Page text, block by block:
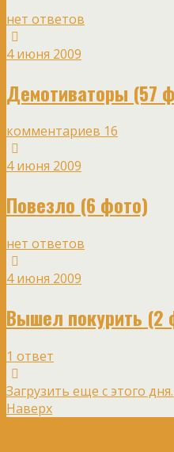
нет ответов
4 июня 2009
Демотиваторы (57
комментариев 16
4 июня 2009
Повезло (6 фото)
нет ответов
4 июня 2009
Вышел покурить (2
1 ответ
Загрузить еще с этого
Наверх